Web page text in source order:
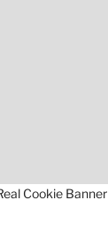
Cookie Banner